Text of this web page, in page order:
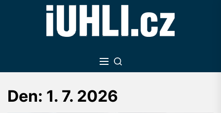
Den: 1. 7. 2026